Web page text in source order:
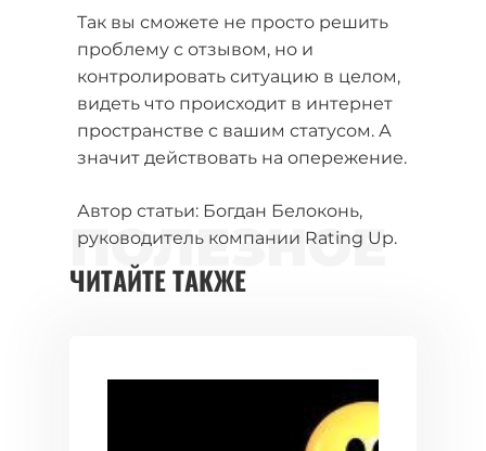
Так вы сможете не просто решить
проблему с отзывом, но и
контролировать ситуацию в целом,
видеть что происходит в интернет
пространстве с вашим статусом. А
значит действовать на опережение.
Автор статьи: Богдан Белоконь,
руководитель компании Rating Up.
ПОЛЕЗНОЕ
ЧИТАЙТЕ ТАКЖЕ